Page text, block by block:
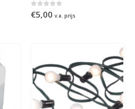
0out of 5
€5,00 v.a. prijs